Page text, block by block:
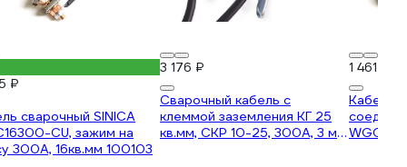
₽
сварочный SINICA
CU, зажим на
300А, 16кв.мм 100103
3 176 ₽
Сварочный кабель с
клеммой заземления КГ 25
кв.мм, СКР 10-25, 300А, 3 м
1 461 ₽
Кабель